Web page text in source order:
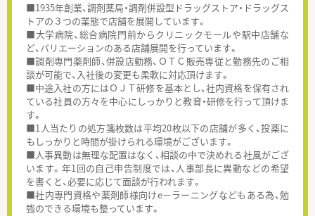
■1935年創業、調剤薬局・調剤併設型ドラッグストア・ドラッグス
トアの３つの業態で店舗を展開しています。
■大学病院、総合病院門前からクリニックモールや駅中店舗な
ど、バリエーションのある店舗展開を行っています。
■調剤専門薬剤師、併設店勤務、ＯＴＣ販売専従と勤務先のご相
談が可能で、入社後の変更も柔軟に対応頂けます。
■中途入社の方にはＯＪＴ研修を基本とし、社内資格を保有され
ている社員の方々を中心にしっかりと教育・研修を行って頂けま
す。
■1人当たりの処方箋枚数は平均20枚以下の店舗が多く、投薬に
もしっかりと時間が掛けられる環境がございます。
■人事異動は無理な配置はなく、相談の中で決めれる社風がござ
います。年1回の自己申告制度では、人事部長に異動などの希望
を書くと、必要に応じて面談が行われます。
■社内専門資格や薬剤師様向けe－ラーニングなどもある為、勉
強のできる環境も整っています。